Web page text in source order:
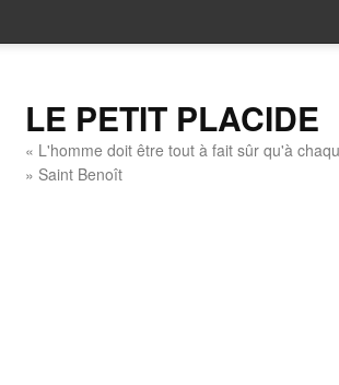
LE PETIT PLACIDE
« L'homme doit être tout à fait sûr qu'à
» Saint Benoît